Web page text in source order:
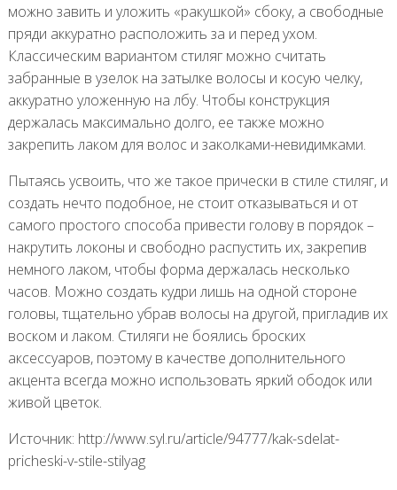
можно завить и уложить «ракушкой» сбоку, а свободные
пряди аккуратно расположить за и перед ухом.
Классическим вариантом стиляг можно считать
забранные в узелок на затылке волосы и косую челку,
аккуратно уложенную на лбу. Чтобы конструкция
держалась максимально долго, ее также можно
закрепить лаком для волос и заколками-невидимками.
Пытаясь усвоить, что же такое прически в стиле стиляг, и
создать нечто подобное, не стоит отказываться и от
самого простого способа привести голову в порядок –
накрутить локоны и свободно распустить их, закрепив
немного лаком, чтобы форма держалась несколько
часов. Можно создать кудри лишь на одной стороне
головы, тщательно убрав волосы на другой, пригладив их
воском и лаком. Стиляги не боялись броских
аксессуаров, поэтому в качестве дополнительного
акцента всегда можно использовать яркий ободок или
живой цветок.
Источник: http://www.syl.ru/article/94777/kak-sdelat-
pricheski-v-stile-stilyag